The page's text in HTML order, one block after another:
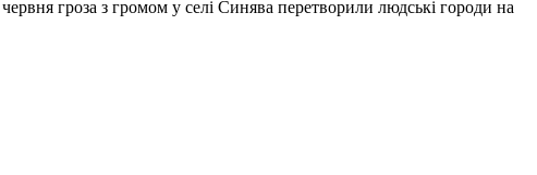
гроза з громом у селі Синява перетворили людські городи на